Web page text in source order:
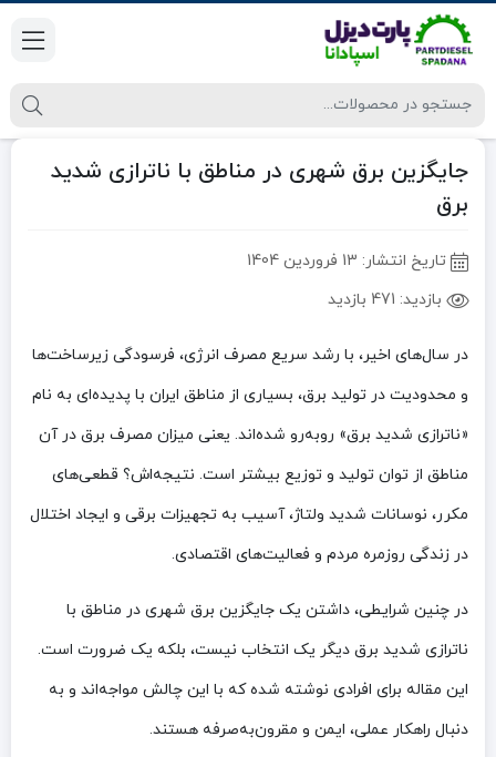
جایگزین برق شهری در مناطق با ناترازی شدید
برق
تاریخ انتشار: 13 فروردین 1404
بازدید: 471 بازدید
در سال‌های اخیر، با رشد سریع مصرف انرژی، فرسودگی زیرساخت‌ها
و محدودیت در تولید برق، بسیاری از مناطق ایران با پدیده‌ای به نام
«ناترازی شدید برق» روبه‌رو شده‌اند. یعنی میزان مصرف برق در آن
مناطق از توان تولید و توزیع بیشتر است. نتیجه‌اش؟ قطعی‌های
مکرر، نوسانات شدید ولتاژ، آسیب به تجهیزات برقی و ایجاد اختلال
در زندگی روزمره مردم و فعالیت‌های اقتصادی.
در چنین شرایطی، داشتن یک جایگزین برق شهری در مناطق با
ناترازی شدید برق دیگر یک انتخاب نیست، بلکه یک ضرورت است.
این مقاله برای افرادی نوشته شده که با این چالش مواجه‌اند و به
دنبال راهکار عملی، ایمن و مقرون‌به‌صرفه هستند.